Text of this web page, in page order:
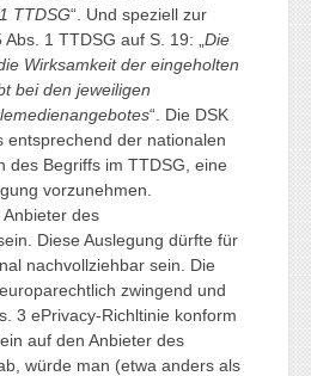
TTDSG“. Und speziell zur
1 TTDSG auf S. 19: „ Die
Wirksamkeit der eingeholten
bei den jeweiligen
“. Die DSK
entsprechend der nationalen
des Begriffs im TTDSG, eine
vorzunehmen.
des
Diese Auslegung dürfte für
nachvollziehbar sein. Die
zwingend und
3 ePrivacy-Richltinie konform
auf den Anbieter des
würde man (etwa anders als